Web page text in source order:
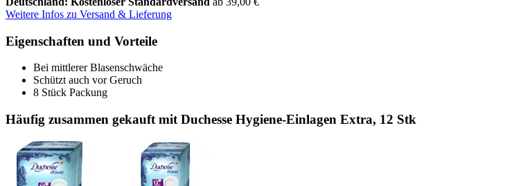
Weitere Infos zu Versand & Lieferung
Eigenschaften und Vorteile
Bei mittlerer Blasenschwäche
Schützt auch vor Geruch
8 Stück Packung
Häufig zusammen gekauft mit Duchesse Hygiene-Einlagen Extra, 12 Stk